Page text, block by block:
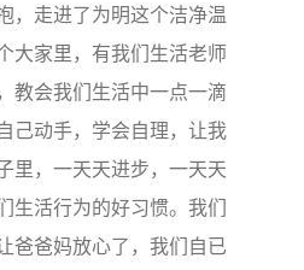
，走进了为明这个洁净温
大家里，有我们生活老师
教会我们生活中一点一滴
己动手，学会自理，让我
里，一天天进步，一天天
生活行为的好习惯。我们
爸爸妈放心了，我们自已